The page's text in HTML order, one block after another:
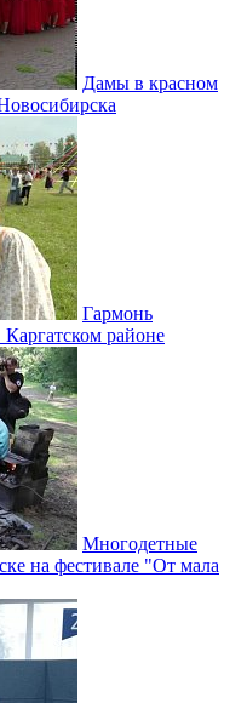
Дамы в красном
Гармонь
районе
Многодетные
на фестивале "От мала